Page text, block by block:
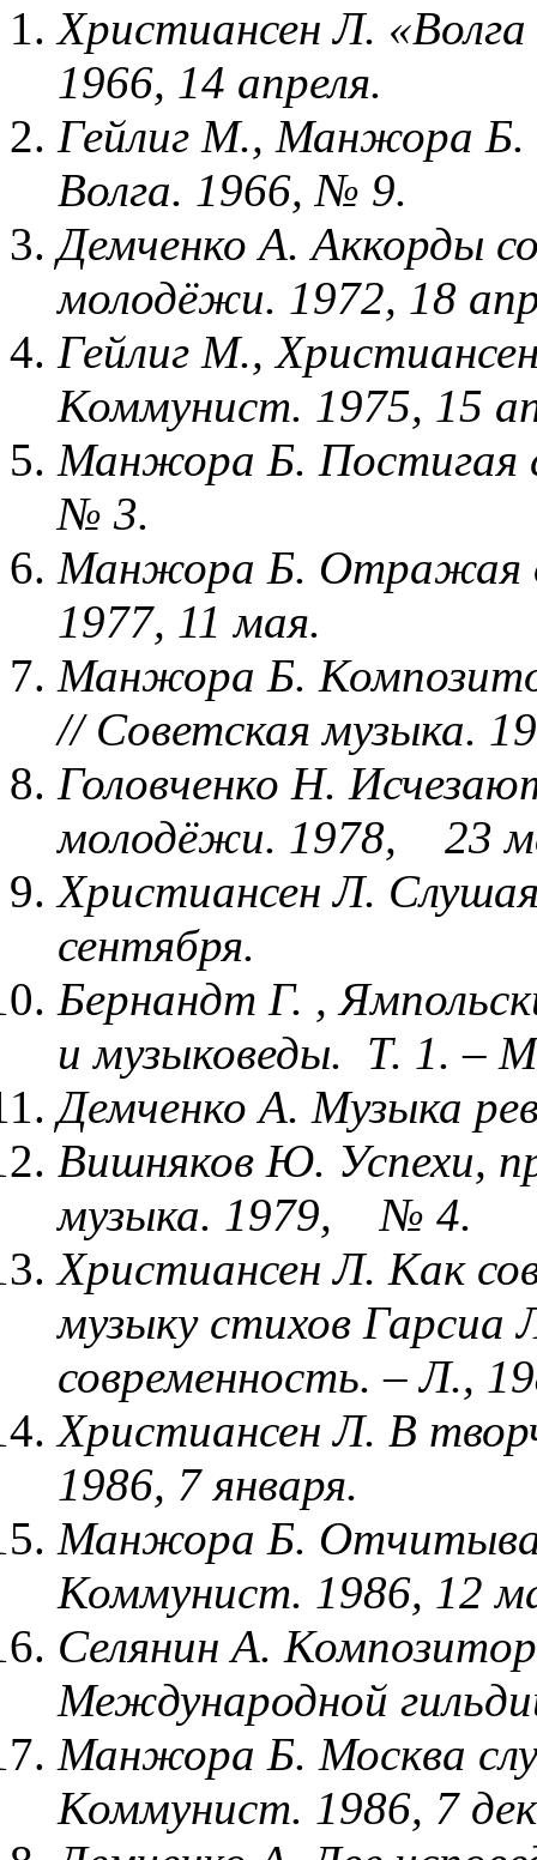
Христиансен Л.
1966, 14 апреля.
Гейлиг М., Манжора Б.
Волга. 1966, № 9.
Демченко А. Аккорды
молодёжи. 1972, 18
Гейлиг М.,
Коммунист. 1975, 15
Манжора Б. Постигая
№ 3.
Манжора Б. Отражая
1977, 11 мая.
Манжора Б.
// Советская музыка.
Головченко Н.
молодёжи. 1978, 23
Христиансен Л.
сентября.
Бернандт Г. ,
и музыковеды. Т. 1. –
Демченко А. Музыка
Вишняков Ю. Успехи,
музыка. 1979, № 4.
Христиансен Л. Как
музыку стихов Гарсиа
современность. – Л.,
Христиансен Л. В
1986, 7 января.
Манжора Б.
Коммунист. 1986, 12
Селянин А.
Международной
Манжора Б. Москва
Коммунист. 1986, 7